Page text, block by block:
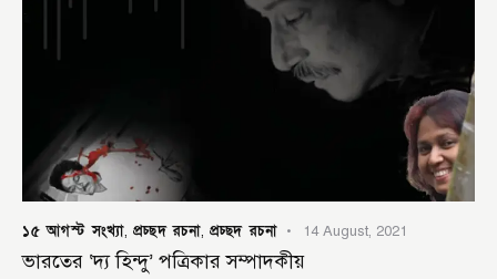
১৫ আগস্ট সংখ্যা,প্রচ্ছদ রচনা,প্রচ্ছদ রচনা 14 August, 2021
ভারতের ‘দ্য হিন্দু’ পত্রিকার সম্পাদকীয়